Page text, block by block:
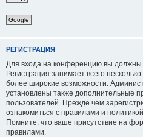
Google
РЕГИСТРАЦИЯ
Для входа на конференцию вы должны
Регистрация занимает всего
более широкие возможности.
установлены также дополнительные
пользователей. Прежде чем
ознакомиться с правилами и
Помните, что ваше присутствие на
правилами.